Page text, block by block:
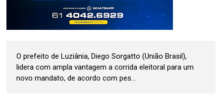
O prefeito de Luziânia, Diego Sorgatto (União Brasil),
lidera com ampla vantagem a corrida eleitoral para um
novo mandato, de acordo com pes...